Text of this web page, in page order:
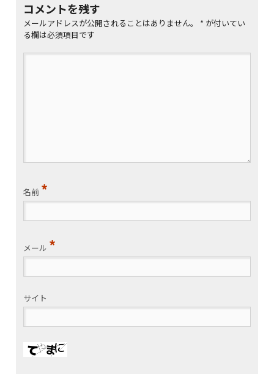
コメントを残す
メールアドレスが公開されることはありません。 * が付いてい
る欄は必須項目です
名前 *
メール *
サイト
イベント情報